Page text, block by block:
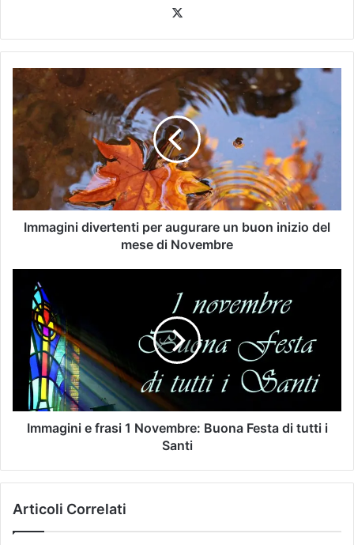
Immagini divertenti per augurare un buon inizio del
mese di Novembre
Immagini e frasi 1 Novembre: Buona Festa di tutti i
Santi
Articoli Correlati